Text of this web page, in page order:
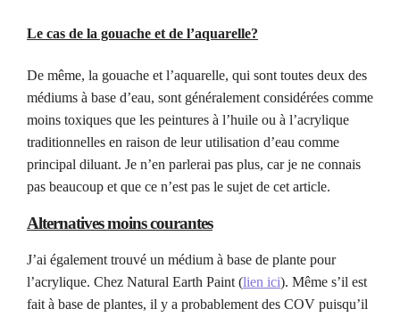
Le cas de la gouache et de l’aquarelle?
De même, la gouache et l’aquarelle, qui sont toutes deux des
médiums à base d’eau, sont généralement considérées comme
moins toxiques que les peintures à l’huile ou à l’acrylique
traditionnelles en raison de leur utilisation d’eau comme
principal diluant. Je n’en parlerai pas plus, car je ne connais
pas beaucoup et que ce n’est pas le sujet de cet article.
Alternatives moins courantes
J’ai également trouvé un médium à base de plante pour
l’acrylique. Chez Natural Earth Paint (lien ici). Même s’il est
fait à base de plantes, il y a probablement des COV puisqu’il